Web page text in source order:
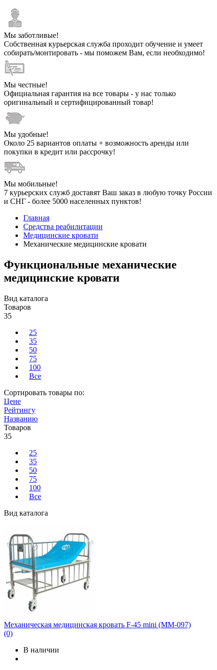
Мы заботливые!
Собственная курьерская служба проходит обучение и умеет
собирать/монтировать - мы поможем Вам, если необходимо!
Мы честные!
Официальная гарантия на все товары - у нас только
оригинальный и сертифицированный товар!
Мы удобные!
Около 25 вариантов оплаты + возможность аренды или
покупки в кредит или рассрочку!
Мы мобильные!
7 курьерских служб доставят Ваш заказ в любую точку России
и СНГ - более 5000 населенных пунктов!
Главная
Средства реабилитации
Медицинские кровати
Механические медицинские кровати
Функциональные механические
медицинские кровати
Вид каталога
Товаров
35
25
35
50
75
100
Все
Сортировать товары по:
Цене
Рейтингу
Названию
Товаров
35
25
35
50
75
100
Все
Вид каталога
Механическая медицинская кровать F-45 mini (ММ-097)
(0)
В наличии